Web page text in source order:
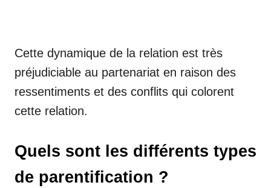
Cette dynamique de la relation est très
préjudiciable au partenariat en raison des
ressentiments et des conflits qui colorent
cette relation.
Quels sont les différents types
de parentification ?